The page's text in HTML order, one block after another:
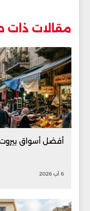
مقالات ذات
أفضل أسواق بيروت
6 آب 2026